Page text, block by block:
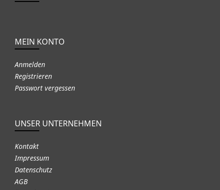
MEIN KONTO
Anmelden
Registrieren
Passwort vergessen
UNSER UNTERNEHMEN
Kontakt
Impressum
Datenschutz
AGB